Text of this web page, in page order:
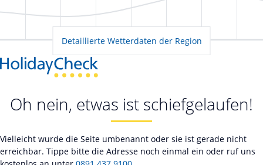
Detaillierte Wetterdaten der Region
Oh nein, etwas ist schiefgelaufen!
Vielleicht wurde die Seite umbenannt oder sie ist gerade nicht
erreichbar. Tippe bitte die Adresse noch einmal ein oder ruf uns